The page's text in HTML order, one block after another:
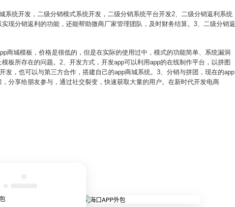
统开发，二级分销模式系统开发，二级分销系统平台开发2、二级分销返利系统
现分销返利的功能，还能帮助微商厂家管理团队，及时财务结算。3、二级分销返
商城模板，价格是很低的，但是在实际的使用过中，模式的功能简单、系统漏洞
板所存在的问题。2、开发方式，开发app可以利用app的在线制作平台，以拼图
，也可以与第三方合作，搭建自己的app商城系统。3、分销与拼团，现在的app
分享给朋友参与，通过社交裂变，快速获取大量的用户。在新时代开发电商